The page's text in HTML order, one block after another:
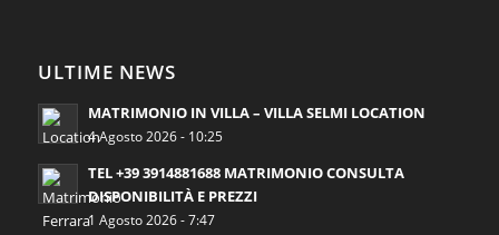
ULTIME NEWS
MATRIMONIO IN VILLA – VILLA SELMI LOCATION
4 Agosto 2026 - 10:25
TEL +39 3914881688 MATRIMONIO CONSULTA
DISPONIBILITÀ E PREZZI
1 Agosto 2026 - 7:47